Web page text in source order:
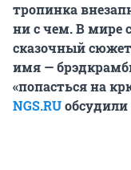
тропинка
ни с чем. В мире
сказочный
имя —
«попасться на
NGS.RUобсудили